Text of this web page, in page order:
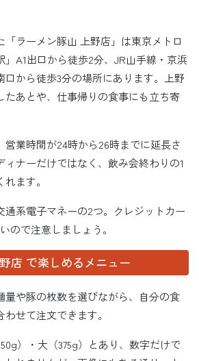
ラーメン豚山 上野店」は東京メトロ
A1出口から徒歩2分、JR山手線・京浜
口から徒歩3分の場所にあります。上野
たあとや、仕事帰りの食事にも立ち寄
営業時間が24時から26時までに延長さ
ィナーだけではなく、飲み会終わりの1
ます。
通系電子マネーの2つ。クレジットカー
ので注意しましょう。
店 で楽しめるメニュー
量や豚の枚数を選びながら、自分の食
せて注文できます。
）・大（375g）とあり、数字だけで